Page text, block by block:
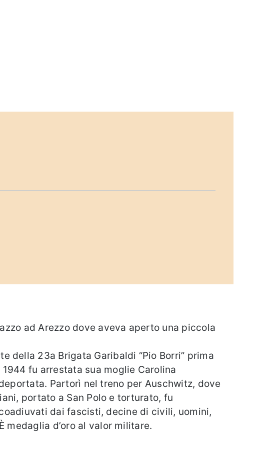
ad Arezzo dove aveva aperto una piccola
della 23a Brigata Garibaldi “Pio Borri” prima
fu arrestata sua moglie Carolina
Partorì nel treno per Auschwitz, dove
portato a San Polo e torturato, fu
dai fascisti, decine di civili, uomini,
medaglia d’oro al valor militare.